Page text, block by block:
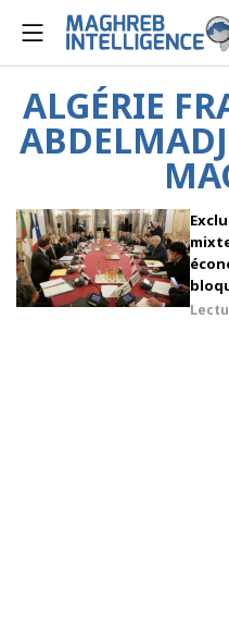
ALGÉRIE